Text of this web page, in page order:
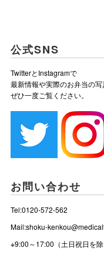
公式SNS
TwitterとInstagramで
最新情報や実際のお弁当の写
ぜひ一度ご覧ください。
お問い合わせ
Tel:0120-572-562
Mail:shoku-
※9:00～17:00（土日祝日を除